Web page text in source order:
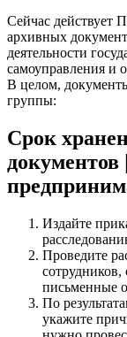
Сейчас действует
архивных
деятельности
самоуправления и
В целом,
группы:
Срок
Издайте
Проведите
сотрудников,
письменные
По
укажите